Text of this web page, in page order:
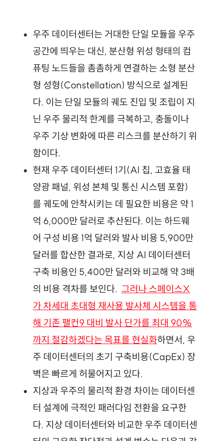
우주 데이터센터는 거대한 단일 모듈을 우주
공간에 띄우는 대신, 분산형 위성 형태의 컴
퓨팅 노드들을 촘촘하게 연결하는 소형 분산
형 성형(Constellation) 방식으로 설계된
다. 이는 단일 모듈의 궤도 진입 및 조립이 지
닌 우주 물리적 한계를 극복하고, 충돌이나
우주 기상 변화에 따른 리스크를 분산하기 위
함이다.
현재 우주 데이터센터 1기(AI 칩, 고효율 태
양광 패널, 위성 본체 및 통신 시스템 포함)
를 궤도에 안착시키는 데 필요한 비용은 약 1
억 6,000만 달러로 추산된다. 이는 하드웨
어 구성 비용 1억 달러와 발사 비용 5,900만
달러를 합산한 결과로, 지상 AI 데이터센터
구축 비용인 5,400만 달러와 비교해 약 3배
의 비용 격차를 보인다. 그러나 스페이스X
가 차세대 초대형 재사용 발사체 시스템을 통
해 기존 팰컨9 대비 발사 단가를 최대 90%
까지 절감하겠다는 목표를 현실화하면서, 우
주 데이터센터의 초기 구축비용(CapEx) 장
벽은 빠르게 허물어지고 있다.
지상과 우주의 물리적 환경 차이는 데이터센
터 설계에 극적인 패러다임 전환을 요구한
다. 지상 데이터센터와 비교한 우주 데이터센